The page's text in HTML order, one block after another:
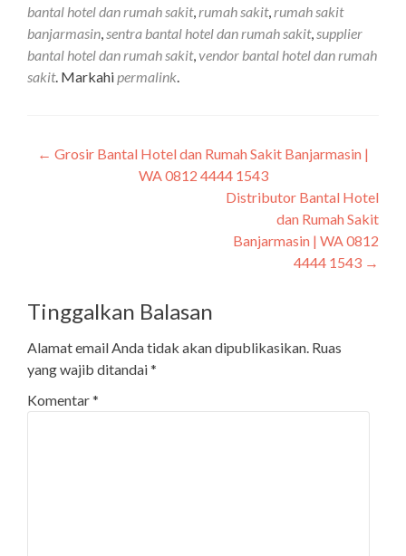
bantal hotel dan rumah sakit,rumah sakit,rumah sakit
banjarmasin,sentra bantal hotel dan rumah sakit,supplier
bantal hotel dan rumah sakit,vendor bantal hotel dan rumah
sakit. Markahipermalink.
← Grosir Bantal Hotel dan Rumah Sakit Banjarmasin |
WA 0812 4444 1543
Distributor Bantal Hotel
dan Rumah Sakit
Banjarmasin | WA 0812
4444 1543 →
Tinggalkan Balasan
Alamat email Anda tidak akan dipublikasikan. Ruas
yang wajib ditandai*
Komentar*